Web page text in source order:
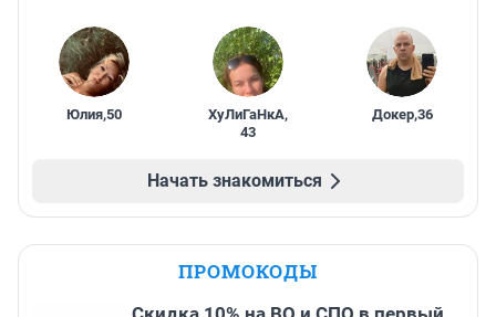
Юлия,50 ХуЛиГаНкА,
43
Докер,36
Начать знакомиться
ПРОМОКОДЫ